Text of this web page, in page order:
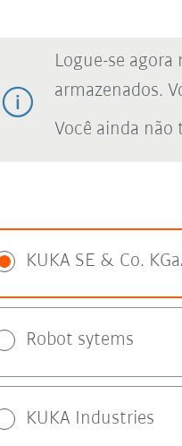
Logue-se agora
armazenados.
Você ainda não
KUKA SE & Co.
Robot sytems
KUKA Industries